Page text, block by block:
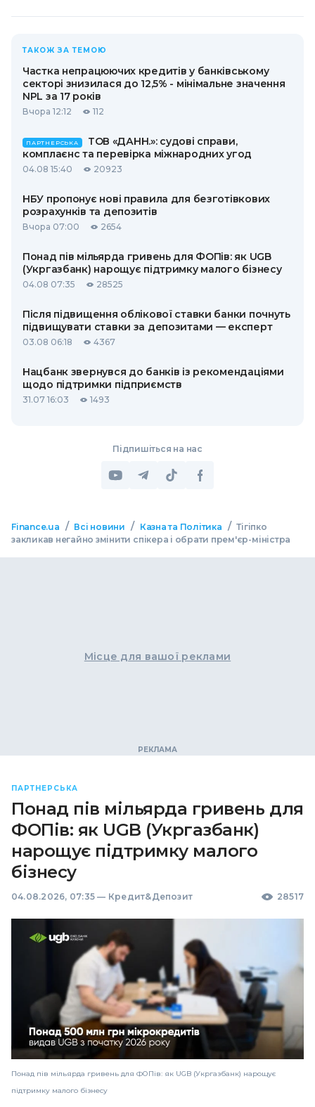
ТАКОЖ ЗА ТЕМОЮ
Частка непрацюючих кредитів у банківському
секторі знизилася до 12,5% - мінімальне значення
NPL за 17 років
Вчора 12:12 112
ПАРТНЕРСЬКА
ТОВ «ДАНН.»: судові справи,
комплаєнс та перевірка міжнародних угод
04.08 15:40 20923
НБУ пропонує нові правила для безготівкових
розрахунків та депозитів
Вчора 07:00 2654
Понад пів мільярда гривень для ФОПів: як UGB
(Укргазбанк) нарощує підтримку малого бізнесу
04.08 07:35 28525
Після підвищення облікової ставки банки почнуть
підвищувати ставки за депозитами — експерт
03.08 06:18 4367
Нацбанк звернувся до банків із рекомендаціями
щодо підтримки підприємств
31.07 16:03 1493
Підпишіться на нас
Finance.ua / Всі новини / Казна та Політика / Тігіпко
закликав негайно змінити спікера і обрати прем'єр-міністра
Місце для вашої реклами
ПАРТНЕРСЬКА
Понад пів мільярда гривень для
ФОПів: як UGB (Укргазбанк)
нарощує підтримку малого
бізнесу
04.08.2026, 07:35 — Кредит&Депозит 28517
Понад пів мільярда гривень для ФОПів: як UGB (Укргазбанк) нарощує
підтримку малого бізнесу